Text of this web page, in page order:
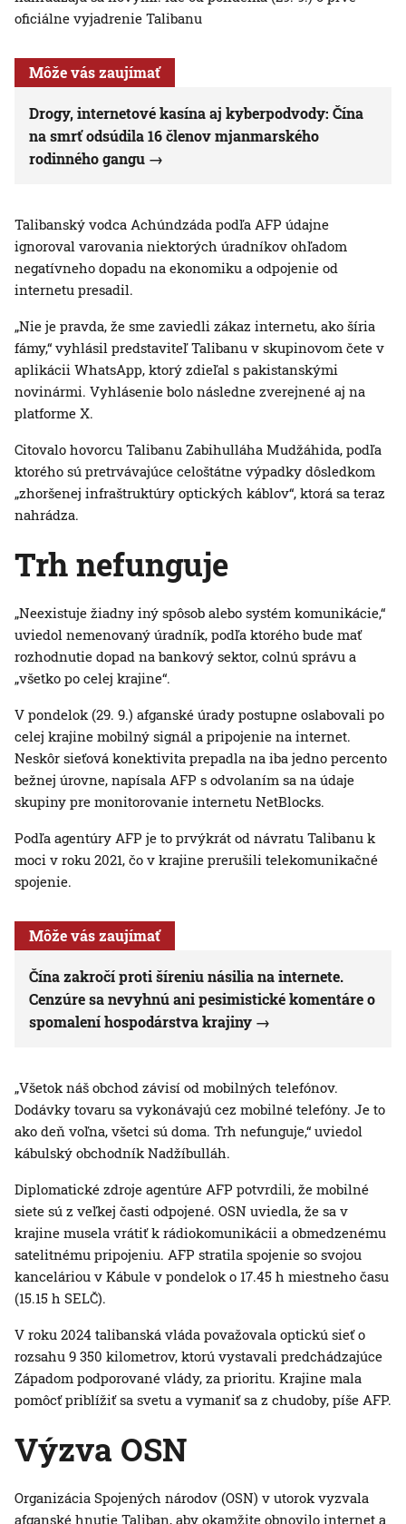
oficiálne vyjadrenie Talibanu
Môže vás zaujímať
Drogy, internetové kasína aj kyberpodvody: Čína
na smrť odsúdila 16 členov mjanmarského
rodinného gangu
Talibanský vodca Achúndzáda podľa AFP údajne
ignoroval varovania niektorých úradníkov ohľadom
negatívneho dopadu na ekonomiku a odpojenie od
internetu presadil.
„Nie je pravda, že sme zaviedli zákaz internetu, ako šíria
fámy,“ vyhlásil predstaviteľ Talibanu v skupinovom čete v
aplikácii WhatsApp, ktorý zdieľal s pakistanskými
novinármi. Vyhlásenie bolo následne zverejnené aj na
platforme X.
Citovalo hovorcu Talibanu Zabihulláha Mudžáhida, podľa
ktorého sú pretrvávajúce celoštátne výpadky dôsledkom
„zhoršenej infraštruktúry optických káblov“, ktorá sa teraz
nahrádza.
Trh nefunguje
„Neexistuje žiadny iný spôsob alebo systém komunikácie,“
uviedol nemenovaný úradník, podľa ktorého bude mať
rozhodnutie dopad na bankový sektor, colnú správu a
„všetko po celej krajine“.
V pondelok (29. 9.) afganské úrady postupne oslabovali po
celej krajine mobilný signál a pripojenie na internet.
Neskôr sieťová konektivita prepadla na iba jedno percento
bežnej úrovne, napísala AFP s odvolaním sa na údaje
skupiny pre monitorovanie internetu NetBlocks.
Podľa agentúry AFP je to prvýkrát od návratu Talibanu k
moci v roku 2021, čo v krajine prerušili telekomunikačné
spojenie.
Môže vás zaujímať
Čína zakročí proti šíreniu násilia na internete.
Cenzúre sa nevyhnú ani pesimistické komentáre o
spomalení hospodárstva krajiny
„Všetok náš obchod závisí od mobilných telefónov.
Dodávky tovaru sa vykonávajú cez mobilné telefóny. Je to
ako deň voľna, všetci sú doma. Trh nefunguje,“ uviedol
kábulský obchodník Nadžíbulláh.
Diplomatické zdroje agentúre AFP potvrdili, že mobilné
siete sú z veľkej časti odpojené. OSN uviedla, že sa v
krajine musela vrátiť k rádiokomunikácii a obmedzenému
satelitnému pripojeniu. AFP stratila spojenie so svojou
kanceláriou v Kábule v pondelok o 17.45 h miestneho času
(15.15 h SELČ).
V roku 2024 talibanská vláda považovala optickú sieť o
rozsahu 9 350 kilometrov, ktorú vystavali predchádzajúce
Západom podporované vlády, za prioritu. Krajine mala
pomôcť priblížiť sa svetu a vymaniť sa z chudoby, píše AFP.
Výzva OSN
Organizácia Spojených národov (OSN) v utorok vyzvala
afganské hnutie Taliban, aby okamžite obnovilo internet a